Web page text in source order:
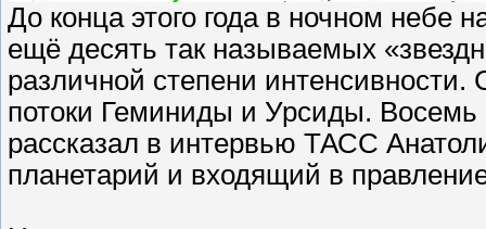
До конца этого года в ночном небе
ещё десять так называемых
различной степени
потоки Геминиды и Урсиды. Восемь
рассказал в интервью ТАСС
планетарий и входящий в